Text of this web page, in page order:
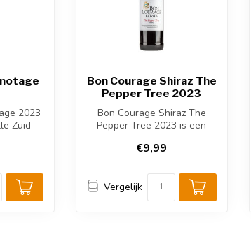
2023
Zuid-
Bon Courage Shiraz The
Pepper Tree 2023
Bon Courage Shiraz The
Pepper Tree 2023 is een
rode wij...
€9,99
Vergelijk